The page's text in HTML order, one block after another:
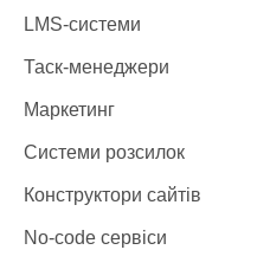
LMS-системи
Таск-менеджери
Маркетинг
Системи розсилок
Конструктори сайтів
No-code сервіси